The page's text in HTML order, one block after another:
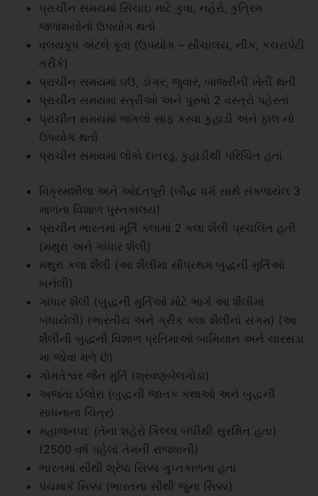
પ્રાચીન સમયમાં સિંચાઇ માટે કુવા, નહેરો, કુત્રિમ
જળાશયોનો ઉપયોગ થતો
વલયકૂપ એટલે કૂવા (ઉપયોગ – સૌચાલય, નીક, કચરાપેટી
તરીકે)
પ્રાચીન સમયમાં ઘઉં, ડાંગર, જુવાર, બાજરીની ખેતી થતી
પ્રાચીન સમયમાં સ્ત્રીઓ અને પુરુષો 2 વસ્ત્રો પહેરતાં
પ્રાચીન સમયમાં જંગલો સાફ કરવા કુહાડી અને ફાલ નો
ઉપયોગ થતો
પ્રાચીન સમયમાં લોકો દાતરડું, કુહાડીથી પરિચિત હતાં
વિક્રમશીલા અને ઓદંતપૂરી (બૌદ્ધ ધર્મ સાથે સંકળાયેલ 3
માળના વિશાળ પુસ્તકાલય)
પ્રાચીન ભારતમાં મૂર્તિ કલામાં 2 કલા શૈલી પ્રચલિત હતી
(મથુરા અને ગાંધાર શૈલી)
મથુરા કલા શૈલી (આ શૈલીમા સૌપ્રથમ બુદ્ધની મુર્તિઓ
બનેલી)
ગાંધાર શૈલી (બુદ્ધની મુર્તિઓ મોટે ભાગે આ શૈલીમાં
બંધાયેલી) (ભારતીય અને ગ્રીક કલા શૈલીનો સંગમ) (આ
શૈલીની બુદ્ધની વિશાળ પ્રતિમાઓ બામિયાન અને ચારસડા
મા જોવા મળે છે)
ગોમતેશ્વર જૈન મુર્તિ (શ્રવણબેલગોડા)
અજંતા ઈલોરા (બુદ્ધની જાતક કથાઓ અને બુદ્ધની
સાધનાના ચિત્ર)
મહાજનપદ (તેના શહેરો કિલ્લા બંધીથી સુરક્ષિત હતા)
(2500 વર્ષ પહેલાં તેમની રાજધાની)
ભારતમાં સૌથી શ્રેષ્ઠ સિક્કા ગુપ્તકાળના હતા
પંચમાકૅ સિક્કા (ભારતના સૌથી જુના સિક્કા)